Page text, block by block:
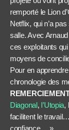
remporté le Lion
Netflix, qui n’a
salle. Avec
ces exploitants
moyens de
Pour en
chronologie des
Diagonal, l’Utopia,
facilitent le
confiance… »